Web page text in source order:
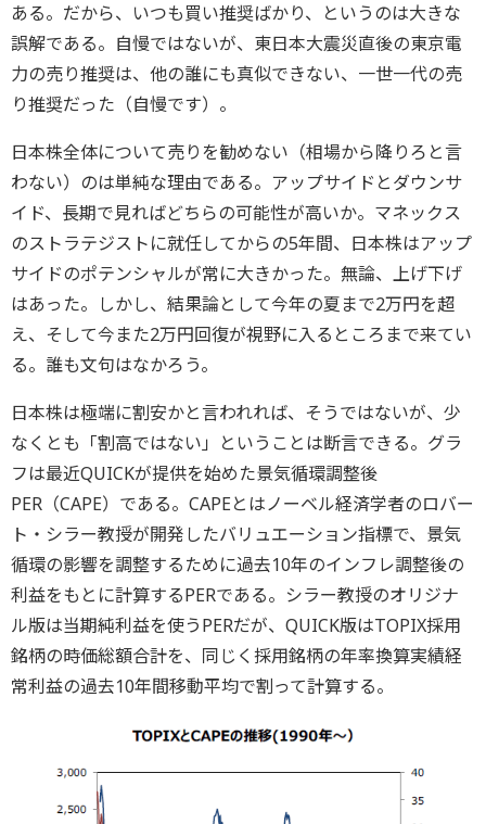
ある。だから、いつも買い推奨ばかり、というのは大きな
誤解である。自慢ではないが、東日本大震災直後の東京電
力の売り推奨は、他の誰にも真似できない、一世一代の売
り推奨だった（自慢です）。
日本株全体について売りを勧めない（相場から降りろと言
わない）のは単純な理由である。アップサイドとダウンサ
イド、長期で見ればどちらの可能性が高いか。マネックス
のストラテジストに就任してからの5年間、日本株はアップ
サイドのポテンシャルが常に大きかった。無論、上げ下げ
はあった。しかし、結果論として今年の夏まで2万円を超
え、そして今また2万円回復が視野に入るところまで来てい
る。誰も文句はなかろう。
日本株は極端に割安かと言われれば、そうではないが、少
なくとも「割高ではない」ということは断言できる。グラ
フは最近QUICKが提供を始めた景気循環調整後
PER（CAPE）である。CAPEとはノーベル経済学者のロバー
ト・シラー教授が開発したバリュエーション指標で、景気
循環の影響を調整するために過去10年のインフレ調整後の
利益をもとに計算するPERである。シラー教授のオリジナ
ル版は当期純利益を使うPERだが、QUICK版はTOPIX採用
銘柄の時価総額合計を、同じく採用銘柄の年率換算実績経
常利益の過去10年間移動平均で割って計算する。